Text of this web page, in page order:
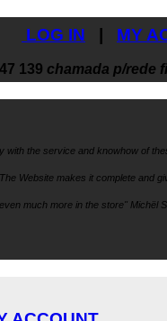
LOG IN MY
139 chamada p/rede
with the service and knowhow of
Website makes it complete and
much more in the store" Michël S